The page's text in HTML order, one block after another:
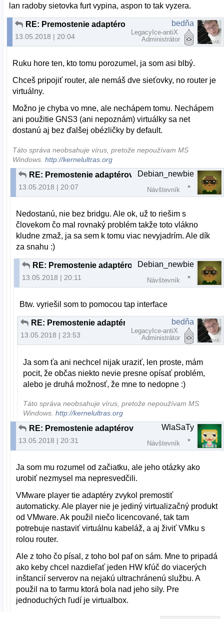
lan radoby sietovka furt vypina, aspon to tak vyzera.
RE: Premostenie adaptérov
13.05.2018 | 20:04
bedňa
LegacyIce-antiX
Administrátor
Ruku hore ten, kto tomu porozumel, ja som asi blbý.
Chceš pripojiť router, ale nemáš dve sieťovky, no router je
virtuálny.
Možno je chyba vo mne, ale nechápem tomu. Nechápem
ani použitie GNS3 (ani nepoznám) virtuálky sa net
dostanú aj bez ďalšej obézličky by default.
Táto správa neobsahuje vírus, pretože nepoužívam MS
Windows.http://kernelultras.org
RE: Premostenie adaptérov
13.05.2018 | 20:07
Debian_newbie
Návštevník
Nedostanú, nie bez bridgu. Ale ok, už to riešim s
človekom čo mal rovnaký problém takže toto vlákno
kludne zmaž, ja sa sem k tomu viac nevyjadrím. Ale dík
za snahu :)
RE: Premostenie adaptérov
13.05.2018 | 20:11
Debian_newbie
Návštevník
Btw. vyriešil som to pomocou tap interface
RE: Premostenie adaptérov
13.05.2018 | 23:53
bedňa
LegacyIce-antiX
Administrátor
Ja som ťa ani nechcel nijak uraziť, len proste, mám
pocit, že občas niekto nevie presne opísať problém,
alebo je druhá možnosť, že mne to nedopne :)
Táto správa neobsahuje vírus, pretože nepoužívam MS
Windows.http://kernelultras.org
RE: Premostenie adaptérov
13.05.2018 | 20:31
WlaSaTy
Návštevník
Ja som mu rozumel od začiatku, ale jeho otázky ako
urobiť nezmysel ma nepresvedčili.
VMware player tie adaptéry zvykol premostiť
automaticky. Ale player nie je jediný virtualizačný produkt
od VMware. Ak použil niečo licencované, tak tam
potrebuje nastaviť virtuálnu kabeláž, a aj živiť VMku s
rolou router.
Ale z toho čo písal, z toho bol paf on sám. Mne to pripadá
ako keby chcel nazdieľať jeden HW kľúč do viacerých
inštancií serverov na nejakú ultrachránenú službu. A
použil na to farmu ktorá bola nad jeho sily. Pre
jednoduchých ľudí je virtualbox.